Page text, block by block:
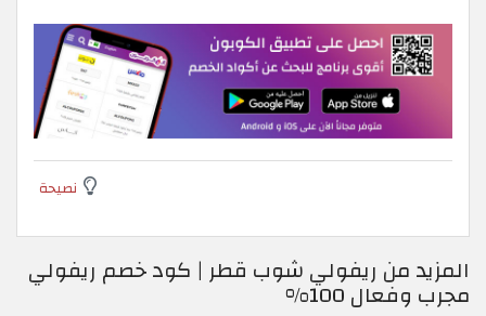
نصيحة
المزيد من ريفولي شوب قطر | كود خصم ريفولي
مجرب وفعال 100%